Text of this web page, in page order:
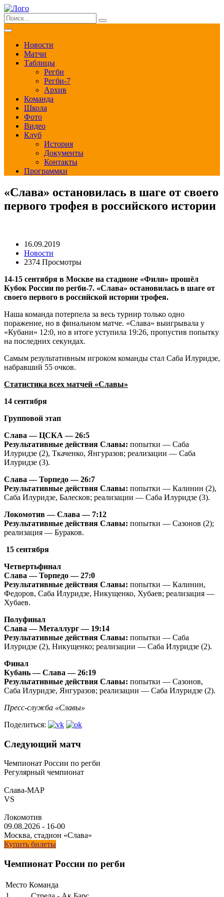
Новости
Матчи
Таблицы
Регби
Регби-7
Архив
Команда
Школа
Фото
Видео
Клуб
История
Документы
Контакты
Программки
«Слава» остановилась в шаге от своего
первого трофея в российского истории
16.09.2019
Новости
2374 Просмотры
14-15 сентября в Москве на стадионе «Фили» прошёл
Кубок России по регби-7. «Слава» остановилась в шаге от
своего первого в российской истории трофея.
Наша команда потерпела за весь турнир только одно
поражение, но в финальном матче. «Слава» выигрывала у
«Кубани» 12:0, но в итоге уступила 19:26, пропустив попытку
на последних секундах.
Самым результативным игроком команды стал Саба Илуридзе,
набравший 55 очков.
Статистика всех матчей «Славы»
14 сентября
Групповой этап
Слава — ЦСКА — 26:5
Результативные действия Славы: попытки — Саба
Илуридзе (2), Ткаченко, Янгуразов; реализации — Саба
Илуридзе (3).
Слава — Торпедо — 26:7
Результативные действия Славы: попытки — Калинин (2),
Саба Илуридзе, Балесков; реализации — Саба Илуридзе (3).
Локомотив — Слава — 7:12
Результативные действия Славы: попытки — Сазонов (2);
реализация — Бураков.
15 сентября
Четвертьфинал
Слава — Торпедо — 27:0
Результативные действия Славы: попытки — Калинин,
Федоров, Саба Илуридзе, Никущенко, Хубаев; реализация —
Хубаев.
Полуфинал
Слава — Металлург — 19:14
Результативные действия Славы: попытки — Саба
Илуридзе (2), Никущенко; реализации — Саба Илуридзе (2).
Финал
Кубань — Слава — 26:19
Результативные действия Славы: попытки — Сазонов,
Саба Илуридзе, Янгуразов; реализации — Саба Илуридзе (2).
Пресс-служба «Славы»
Поделиться:
Следующий матч
Чемпионат России по регби
Регулярный чемпионат
Слава-МАР
VS
Локомотив
09.08.2026 - 16-00
Москва, стадион «Слава»
Купить билеты
Чемпионат России по регби
Место Команда